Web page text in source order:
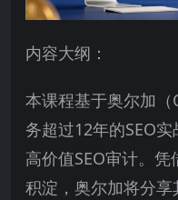
内容大纲：
本课程基于奥尔加
务超过12年的SEO
高价值SEO审计。
积淀，奥尔加将分